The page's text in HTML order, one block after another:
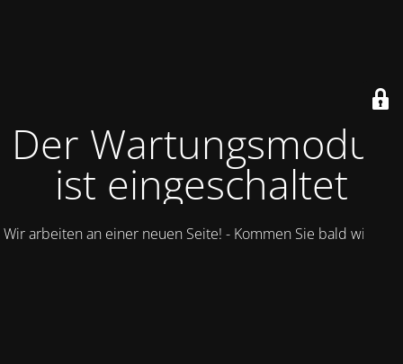
Der Wartungsmodus
ist eingeschaltet
Wir arbeiten an einer neuen Seite! - Kommen Sie bald wieder.